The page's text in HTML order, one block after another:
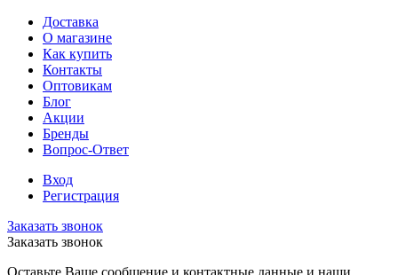
Доставка
О магазине
Как купить
Контакты
Оптовикам
Блог
Акции
Бренды
Вопрос-Ответ
Вход
Регистрация
Заказать звонок
Заказать звонок
Оставьте Ваше сообщение и контактные данные и наши